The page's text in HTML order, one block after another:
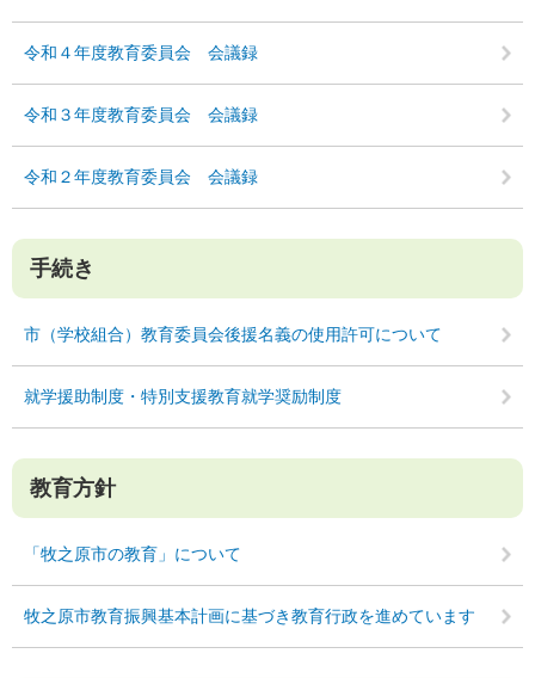
令和４年度教育委員会 会議録
令和３年度教育委員会 会議録
令和２年度教育委員会 会議録
手続き
市（学校組合）教育委員会後援名義の使用許可について
就学援助制度・特別支援教育就学奨励制度
教育方針
「牧之原市の教育」について
牧之原市教育振興基本計画に基づき教育行政を進めています